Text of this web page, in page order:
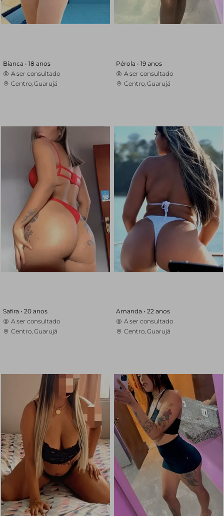
Bianca • 18 anos
A ser consultado
Centro, Guarujá
Pérola • 19 anos
A ser consultado
Centro, Guarujá
Safira • 20 anos
A ser consultado
Centro, Guarujá
Amanda • 22 anos
A ser consultado
Centro, Guarujá